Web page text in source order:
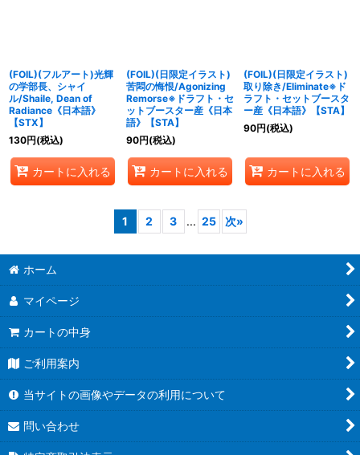
(FOIL)(フルアート)光輝
の学部長、シャイ
ル/Shaile, Dean of
Radiance《日本語》
【STX】
130円(税込)
カートに入れる
(FOIL)(日限定イラスト)
苦悶の悔恨/Agonizing
Remorse※ドラフト・セ
ットブースター産《日本
語》【STA】
90円(税込)
カートに入れる
(FOIL)(日限定イラスト)
取り除き/Eliminate※ド
ラフト・セットブースタ
ー産《日本語》【STA】
90円(税込)
カートに入れる
1 2 3 ... 25 次»
ホーム
マイページ
カートの中身
ご利用案内
当サイトの画像やデータの利用について
問い合わせ